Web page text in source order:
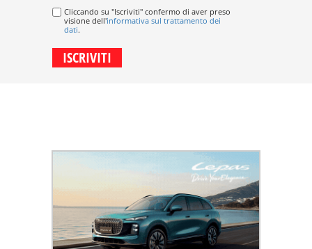
Cliccando su "Iscriviti" confermo di aver preso
visione dell'informativa sul trattamento dei
dati.